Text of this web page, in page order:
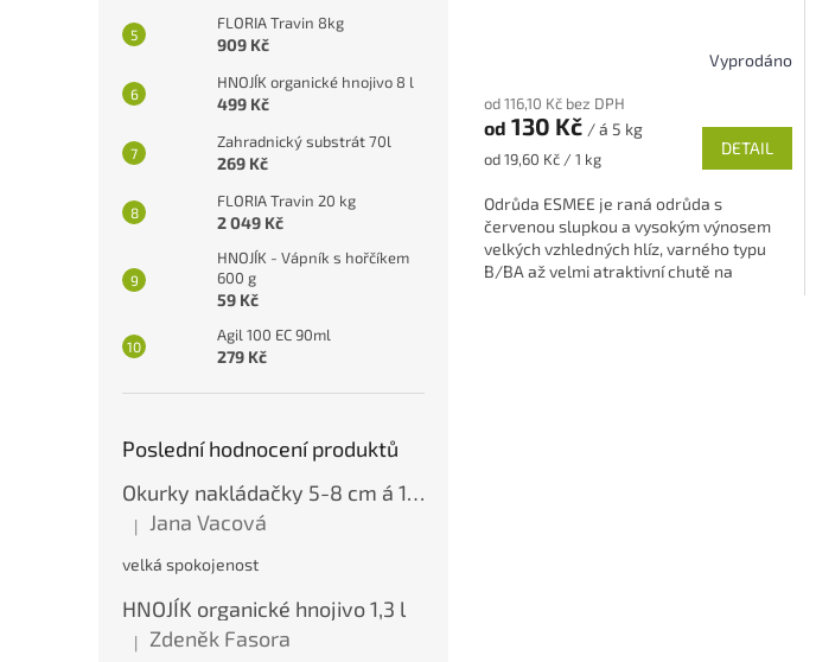
FLORIA Travin 8kg
909 Kč
HNOJÍK organické hnojivo 8 l
499 Kč
Zahradnický substrát 70l
269 Kč
FLORIA Travin 20 kg
2 049 Kč
HNOJÍK - Vápník s hořčíkem
600 g
59 Kč
Agil 100 EC 90ml
279 Kč
Poslední hodnocení produktů
Okurky nakládačky 5-8 cm á 10 kg
Hodnocení produktu je 5 z 5 hvězdiček.
| Jana Vacová
velká spokojenost
HNOJÍK organické hnojivo 1,3 l
Hodnocení produktu je 5 z 5 hvězdiček.
| Zdeněk Fasora
produktu
je
5,0
5
hvězdiček.
Vyprodáno
od 116,10 Kč bez DPH
od 130 Kč / á 5 kg
Měrná
od 19,60 Kč / 1 kg
DETAIL
Odrůda ESMEE je raná odrůda s
červenou slupkou a vysokým výnosem
velkých vzhledných hlíz, varného typu
B/BA až velmi atraktivní chutě na